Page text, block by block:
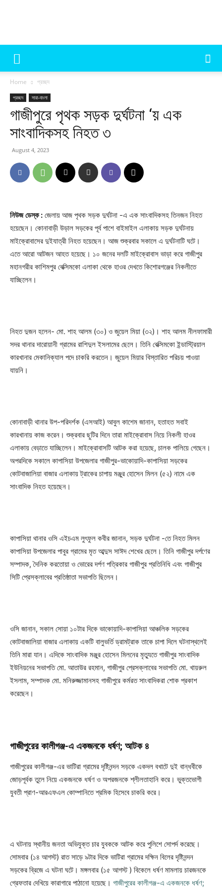
রাজধানী
Home প্রচ্ছদ
প্রচ্ছদ সারা-বাংলা
গাজীপুরে পৃথক সড়ক দুর্ঘটনা ‘য় এক
সাংবাদিকসহ নিহত ৩
August 4, 2023
নিউজ ডেস্ক: জেলায় আজ পৃথক সড়ক দুর্ঘটনা -এ এক সাংবাদিকসহ তিনজন নিহত
হয়েছেন। কোনাবাড়ী উড়াল সড়কের পূর্ব পাশে বাইমাইল এলাকায় সড়ক দুর্ঘটনায়
মাইক্রোবাসের দুইযাত্রী নিহত হয়েছেন। আজ শুক্রবার সকালে এ দুর্ঘটনাটি ঘটে।
এতে আরো আটজন আহত হয়েছে। ১০ জনের দলটি মাইক্রোবাস ভাড়া করে গাজীপুর
মহানগরীর কাশিমপুর বেক্সিমকো এলাকা থেকে হাওর দেখতে কিশোরগঞ্জের নিকলীতে
যাচ্ছিলেন।
নিহত দুজন হলেন- মো. শাহ আলম (৩০) ও জুয়েল মিয়া (৩২)। শাহ আলম নীলফামারী
সদর থানার দারোয়ানী গ্রামের রাশিদুল ইসলামের ছেলে। তিনি বেক্সিমকো ইন্ডাস্ট্রিয়াল
কারখানার মেকানিক্যাল পদে চাকরি করতেন। জুয়েল মিয়ার বিস্তারিত পরিচয় পাওয়া
যায়নি।
কোনাবাড়ী থানার উপ-পরিদর্শক (এসআই) আবুল কাশেম জানান, হতাহত সবাই
কারখানায় কাজ করেন। শুক্রবার ছুটির দিনে তারা মাইক্রোবাস নিয়ে নিকলী হাওর
এলাকায় বেড়াতে যাচ্ছিলেন। মাইক্রোবাসটি আটক করা হয়েছে, চালক পালিয়ে গেছেন।
অপরদিকে সকালে কাপাসিয়া উপজেলার গাজীপুর-ভাকোয়াদি-কাপাসিয়া সড়কের
কোটবাজালিয়া বাজার এলাকায় ট্রাকের চাপায় মঞ্জুর হোসেন মিলন (৫২) নামে এক
সাংবাদিক নিহত হয়েছেন।
কাপাসিয়া থানার ওসি এইচএম লুৎফুল কবীর জানান, সড়ক দুর্ঘটনা -তে নিহত মিলন
কাপাসিয়া উপজেলার পাবুর গ্রামের মৃত আব্দুস সাঈদ শেখের ছেলে। তিনি গাজীপুর দর্পণের
সম্পাদক, দৈনিক করতোয়া ও ভোরের দর্পণ পত্রিকার গাজীপুর প্রতিনিধি এবং গাজীপুর
সিটি প্রেসক্লাবের প্রতিষ্ঠাতা সভাপতি ছিলেন।
ওসি জানান, সকাল সোয়া ১০টার দিকে ভাকোয়াদি-কাপাসিয়া আঞ্চলিক সড়কের
কোটবাজালিয়া বাজার এলাকায় একটি বালুভর্তি ড্রামট্রাক তাকে চাপা দিলে ঘটনাস্থলেই
তিনি মারা যান। এদিকে সাংবাদিক মঞ্জুর হোসেন মিলনের মৃত্যুতে গাজীপুর সাংবাদিক
ইউনিয়নের সভাপতি মো. আতাউর রহমান, গাজীপুর প্রেসক্লাবের সভাপতি মো. খায়রুল
ইসলাম, সম্পাদক মো. মনিরুজ্জামানসহ গাজীপুরে কর্মরত সাংবাদিকরা শোক প্রকাশ
করেছেন।
গাজীপুরের কালীগঞ্জ-এ একজনকে ধর্ষণ; আটক ৪
গাজীপুরের কালীগঞ্জ-এর ভাটিরা গ্রামের দৃষ্টিনন্দন সড়কে একদল বখাটে দুই বান্ধবীকে
জোড়পূর্বক তুলে নিয়ে একজনকে ধর্ষণ ও অপরজনকে শ্লীলতাহানি করে। ভুক্তভোগী
যুবতী প্রাণ-আরএফএল কোম্পানিতে শ্রমিক হিসেবে চাকরি করে।
এ ঘটনায় স্থানীয় জনতা অভিযুক্ত চার যুবককে আটক করে পুলিশে সোপর্দ করেছে।
সোমবার (১৪ আগস্ট) রাত সাড়ে ৯টার দিকে ভাটিরা গ্রামের দক্ষিন বিলের দৃষ্টিনন্দন
সড়কের ব্রিজে এ ঘটনা ঘটে। মঙ্গলবার (১৫ আগস্ট ) বিকেলে ধর্ষণ মামলায় চারজনকে
গ্রেফতার দেখিয়ে কারাগারে পাঠানো হয়েছে। গাজীপুরের কালীগঞ্জ-এ একজনকে ধর্ষণ;